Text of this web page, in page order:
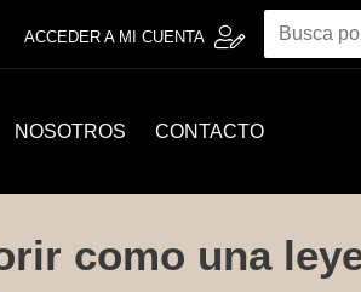
ACCEDER A MI CUENTA
NOSOTROS CONTACTO
como una